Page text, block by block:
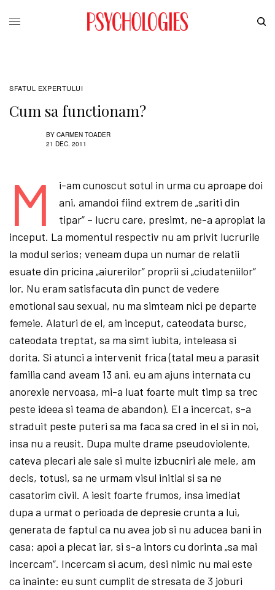
SFATUL EXPERTULUI
Cum sa functionam?
BY CARMEN TOADER
21 DEC. 2011
M
i-am cunoscut sotul in urma cu aproape doi
ani, amandoi fiind extrem de „sariti din
tipar” – lucru care, presimt, ne-a apropiat la
inceput. La momentul respectiv nu am privit lucrurile
la modul serios; veneam dupa un numar de relatii
esuate din pricina „aiurerilor” proprii si „ciudateniilor”
lor. Nu eram satisfacuta din punct de vedere
emotional sau sexual, nu ma simteam nici pe departe
femeie. Alaturi de el, am inceput, cateodata bursc,
cateodata treptat, sa ma simt iubita, inteleasa si
dorita. Si atunci a intervenit frica (tatal meu a parasit
familia cand aveam 13 ani, eu am ajuns internata cu
anorexie nervoasa, mi-a luat foarte mult timp sa trec
peste ideea si teama de abandon). El a incercat, s-a
straduit peste puteri sa ma faca sa cred in el si in noi,
insa nu a reusit. Dupa multe drame pseudoviolente,
cateva plecari ale sale si multe izbucniri ale mele, am
decis, totusi, sa ne urmam visul initial si sa ne
casatorim civil. A iesit foarte frumos, insa imediat
dupa a urmat o perioada de depresie crunta a lui,
generata de faptul ca nu avea job si nu aducea bani in
casa; apoi a plecat iar, si s-a intors cu dorinta „sa mai
incercam”. Incercam si acum, desi nimic nu mai este
ca inainte: eu sunt cumplit de stresata de 3 joburi